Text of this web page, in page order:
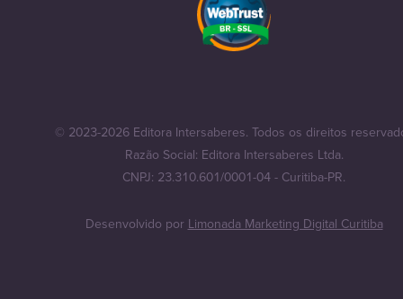
© 2023-2026 Editora Intersaberes. Todos os direitos
Razão Social: Editora Intersaberes Ltda.
CNPJ: 23.310.601/0001-04 - Curitiba-PR.
Desenvolvido por Limonada Marketing Digital Curitiba